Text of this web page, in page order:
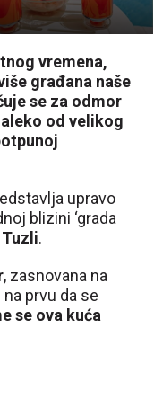
vremena,
građana naše
se za odmor
od velikog
upravo
blizini ‘grada
Tuzli.
, zasnovana na
prvu da se
se ova kuća